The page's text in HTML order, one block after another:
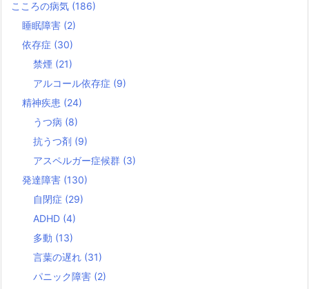
こころの病気 (186)
睡眠障害 (2)
依存症 (30)
禁煙 (21)
アルコール依存症 (9)
精神疾患 (24)
うつ病 (8)
抗うつ剤 (9)
アスペルガー症候群 (3)
発達障害 (130)
自閉症 (29)
ADHD (4)
多動 (13)
言葉の遅れ (31)
パニック障害 (2)